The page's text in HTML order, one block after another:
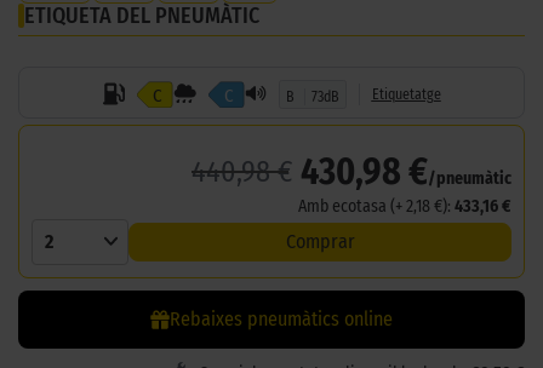
ETIQUETA DEL PNEUMÀTIC
C C B 73dB Etiquetatge
440,98 € 430,98 €/pneumàtic
Amb ecotasa (+ 2,18 €): 433,16 €
2 Comprar
Rebaixes pneumàtics online